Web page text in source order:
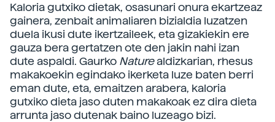
Kaloria gutxiko dietak, osasunari onura ekartzeaz
gainera, zenbait animaliaren bizialdia luzatzen
duela ikusi dute ikertzaileek, eta gizakiekin ere
gauza bera gertatzen ote den jakin nahi izan
dute aspaldi. Gaurko Naturealdizkarian, rhesus
makakoekin egindako ikerketa luze baten berri
eman dute, eta, emaitzen arabera, kaloria
gutxiko dieta jaso duten makakoak ez dira dieta
arrunta jaso dutenak baino luzeago bizi.